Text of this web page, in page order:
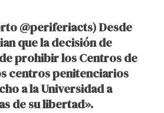
@periferiacts) Desde
que la decisión de
prohibir los Centros de
centros penitenciarios
a la Universidad a
de su libertad».